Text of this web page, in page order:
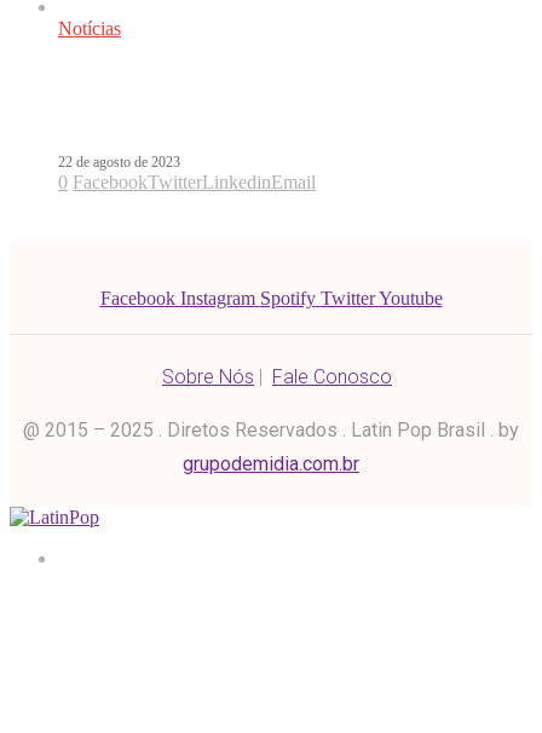
Notícias
22 de agosto de 2023
0 FacebookTwitterLinkedinEmail
Facebook Instagram Spotify Twitter Youtube
Sobre Nós | Fale Conosco
@ 2015 – 2025 . Diretos Reservados . Latin Pop Brasil . by
grupodemidia.com.br